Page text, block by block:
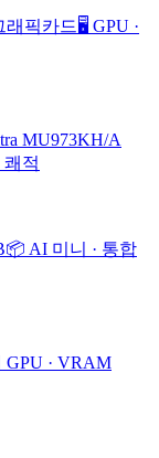
래픽카드 🖥️ GPU ·
MU973KH/A
쾌적
📦 AI 미니 · 통합
GPU · VRAM